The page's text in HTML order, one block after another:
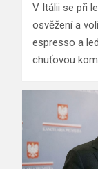
V Itálii se při
osvěžení a
espresso a
chuťovou